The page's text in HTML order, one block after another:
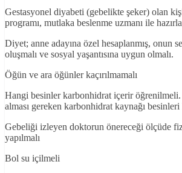
Gestasyonel diyabeti (gebelikte şeker) olan
programı, mutlaka beslenme uzmanı ile
Diyet; anne adayına özel hesaplanmış, onun
oluşmalı ve sosyal yaşantısına uygun olmalı.
Öğün ve ara öğünler kaçırılmamalı
Hangi besinler karbonhidrat içerir
alması gereken karbonhidrat kaynağı
Gebeliği izleyen doktorun önereceği ölçüde
yapılmalı
Bol su içilmeli